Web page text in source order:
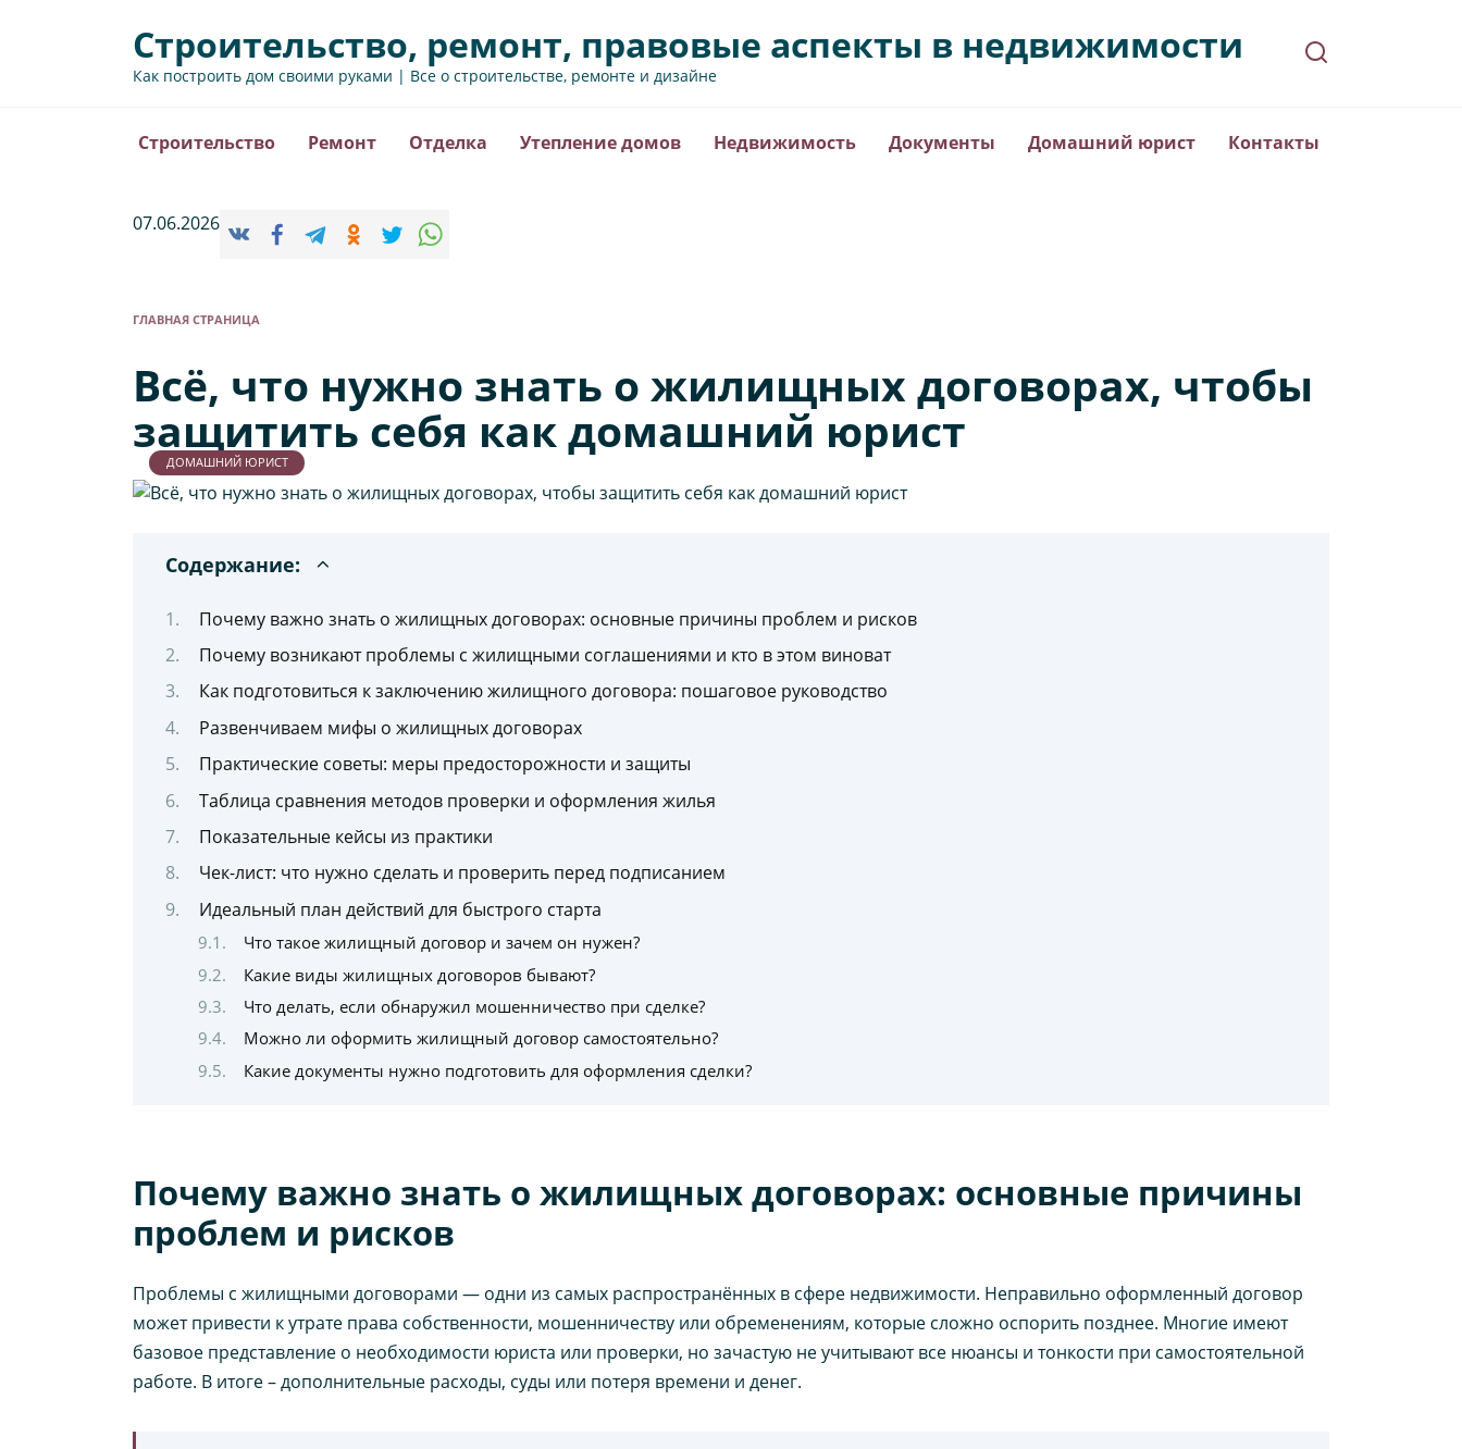
Строительство, ремонт, правовые аспекты в недвижимости
Как построить дом своими руками | Все о строительстве, ремонте и дизайне
Строительство Ремонт Отделка Утепление домов Недвижимость Документы Домашний юрист Контакты
07.06.2026
ГЛАВНАЯ СТРАНИЦА
Всё, что нужно знать о жилищных договорах, чтобы
защитить себя как домашний юрист
ДОМАШНИЙ ЮРИСТ
Содержание:
Почему важно знать о жилищных договорах: основные причины проблем и рисков
Почему возникают проблемы с жилищными соглашениями и кто в этом виноват
Как подготовиться к заключению жилищного договора: пошаговое руководство
Развенчиваем мифы о жилищных договорах
Практические советы: меры предосторожности и защиты
Таблица сравнения методов проверки и оформления жилья
Показательные кейсы из практики
Чек-лист: что нужно сделать и проверить перед подписанием
Идеальный план действий для быстрого старта
Что такое жилищный договор и зачем он нужен?
Какие виды жилищных договоров бывают?
Что делать, если обнаружил мошенничество при сделке?
Можно ли оформить жилищный договор самостоятельно?
Какие документы нужно подготовить для оформления сделки?
Почему важно знать о жилищных договорах: основные причины
проблем и рисков
Проблемы с жилищными договорами — одни из самых распространённых в сфере недвижимости. Неправильно оформленный договор
может привести к утрате права собственности, мошенничеству или обременениям, которые сложно оспорить позднее. Многие имеют
базовое представление о необходимости юриста или проверки, но зачастую не учитывают все нюансы и тонкости при самостоятельной
работе. В итоге – дополнительные расходы, суды или потеря времени и денег.